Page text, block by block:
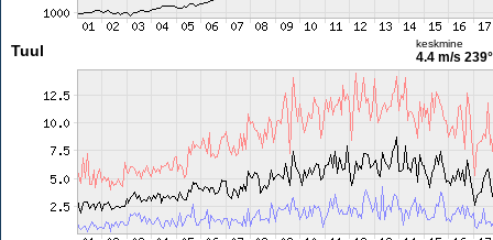
Tuul keskmine
4.4 m/s 239°